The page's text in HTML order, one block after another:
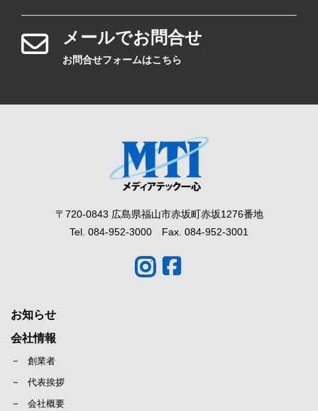
メールでお問合せ
お問合せフォームはこちら
〒720-0843 広島県福山市赤坂町赤坂1276番地
Tel. 084-952-3000 Fax. 084-952-3001
お知らせ
会社情報
創業者
代表挨拶
会社概要